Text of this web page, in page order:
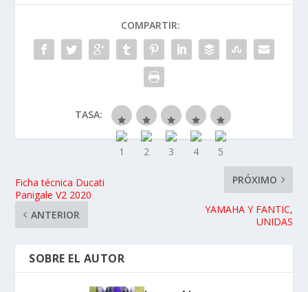
COMPARTIR:
TASA:
Ficha técnica Ducati
Panigale V2 2020
ANTERIOR
PRÓXIMO
YAMAHA Y FANTIC,
UNIDAS
SOBRE EL AUTOR